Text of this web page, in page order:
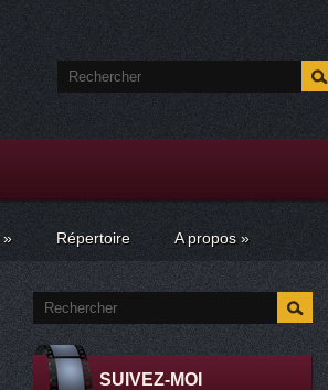
» Répertoire A propos »
SUIVEZ-MOI